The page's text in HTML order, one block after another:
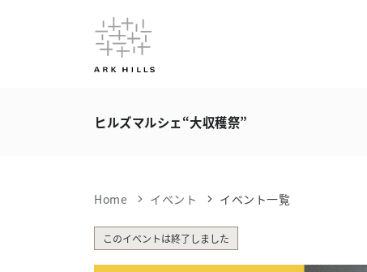
ヒルズマルシェ“大収穫祭”
Home イベント イベント一覧
このイベントは終了しました